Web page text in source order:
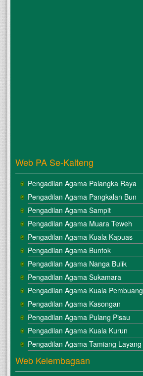
Web PA Se-Kalteng
Pengadilan Agama Palangka Raya
Pengadilan Agama Pangkalan Bun
Pengadilan Agama Sampit
Pengadilan Agama Muara Teweh
Pengadilan Agama Kuala Kapuas
Pengadilan Agama Buntok
Pengadilan Agama Nanga Bulik
Pengadilan Agama Sukamara
Pengadilan Agama Kuala Pembuang
Pengadilan Agama Kasongan
Pengadilan Agama Pulang Pisau
Pengadilan Agama Kuala Kurun
Pengadilan Agama Tamiang Layang
Web Kelembagaan